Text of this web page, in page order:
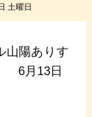
土曜日
山陽ありす
6月13日